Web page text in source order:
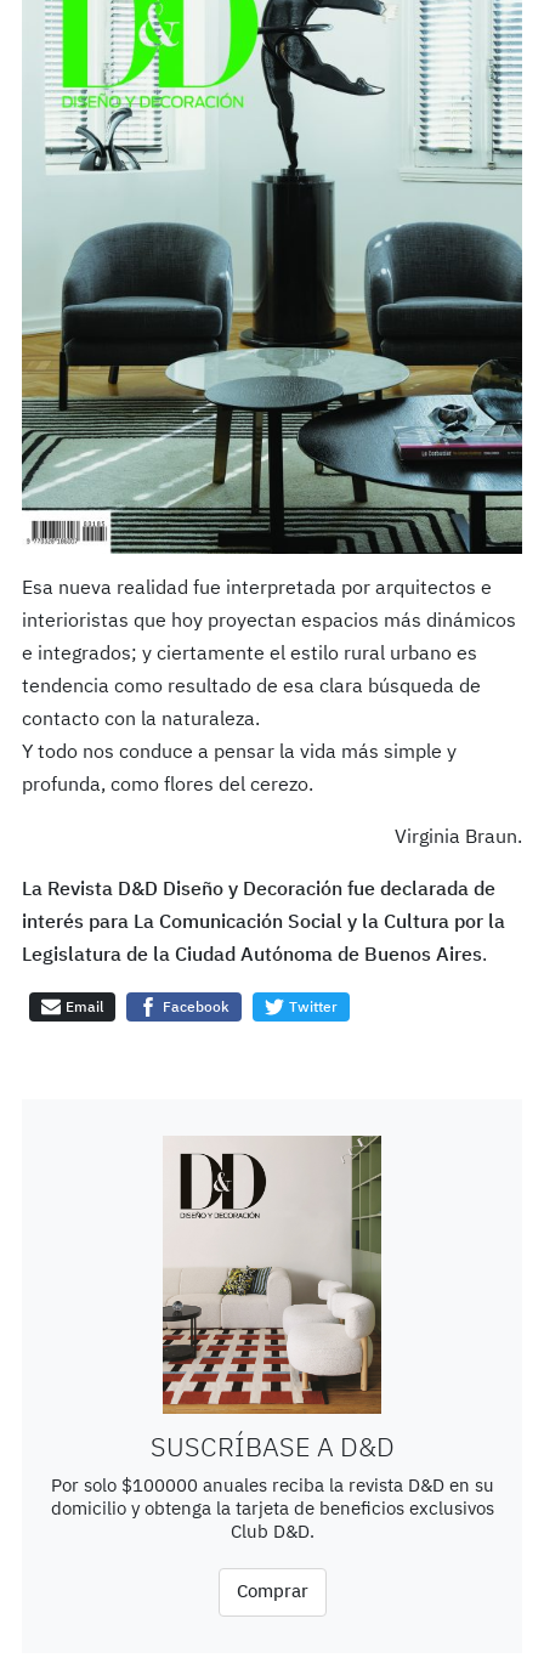
Esa nueva realidad fue interpretada por arquitectos e
interioristas que hoy proyectan espacios más dinámicos
e integrados; y ciertamente el estilo rural urbano es
tendencia como resultado de esa clara búsqueda de
contacto con la naturaleza.
Y todo nos conduce a pensar la vida más simple y
profunda, como flores del cerezo.
Virginia Braun.
La Revista D&D Diseño y Decoración fue declarada de
interés para La Comunicación Social y la Cultura por la
Legislatura de la Ciudad Autónoma de Buenos Aires.
Email Facebook Twitter
SUSCRÍBASE A D&D
Por solo $100000 anuales reciba la revista D&D en su
domicilio y obtenga la tarjeta de beneficios exclusivos
Club D&D.
Comprar